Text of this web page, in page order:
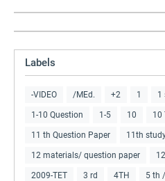
Labels
-VIDEO /MEd. +2 1 1
1-10 Question 1-5 10 10
11 th Question Paper 11th
12 materials/ question paper
2009-TET 3 rd 4TH 5 th